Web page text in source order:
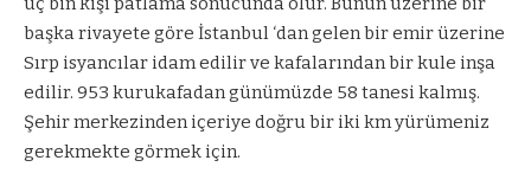
başka rivayete göre İstanbul ‘dan gelen bir emir üzerine
Sırp isyancılar idam edilir ve kafalarından bir kule inşa
edilir. 953 kurukafadan günümüzde 58 tanesi kalmış.
Şehir merkezinden içeriye doğru bir iki km yürümeniz
gerekmekte görmek için.